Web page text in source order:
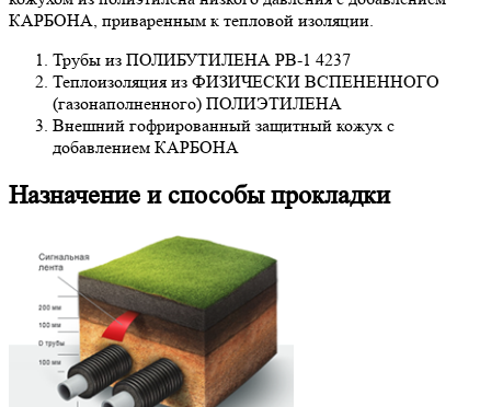
КАРБОНА, приваренным к тепловой изоляции.
Трубы из ПОЛИБУТИЛЕНА PB-1 4237
Теплоизоляция из ФИЗИЧЕСКИ ВСПЕНЕННОГО
(газонаполненного) ПОЛИЭТИЛЕНА
Внешний гофрированный защитный кожух с
добавлением КАРБОНА
Назначение и способы прокладки